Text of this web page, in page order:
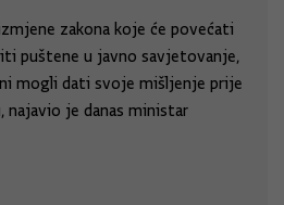
zakona koje će povećati
puštene u javno savjetovanje,
mogli dati svoje mišljenje prije
najavio je danas ministar